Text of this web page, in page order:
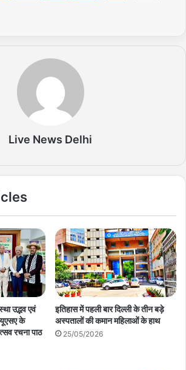
Live News Delhi
उद्भव एवं
यूएसए के
रचना पाठ
इतिहास में पहली बार दिल्ली के तीन बड़े
अस्पतालों की कमान महिलाओं के हाथ
25/05/2026